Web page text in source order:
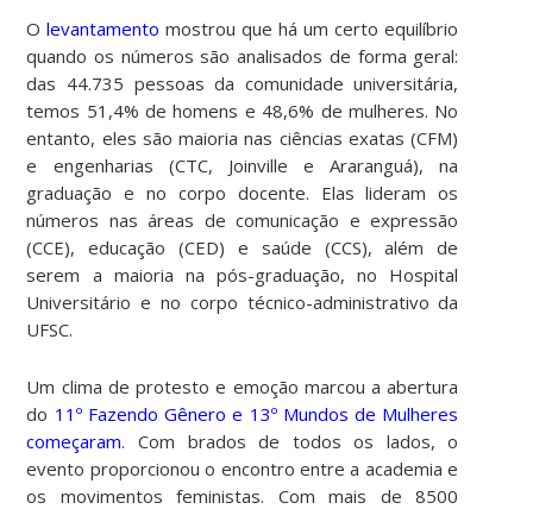
Olevantamento mostrou que há um certo equilíbrio
quando os números são analisados de forma geral:
das 44.735 pessoas da comunidade universitária,
temos 51,4% de homens e 48,6% de mulheres. No
entanto, eles são maioria nas ciências exatas (CFM)
e engenharias (CTC, Joinville e Araranguá), na
graduação e no corpo docente. Elas lideram os
números nas áreas de comunicação e expressão
(CCE), educação (CED) e saúde (CCS), além de
serem a maioria na pós-graduação, no Hospital
Universitário e no corpo técnico-administrativo da
UFSC.
Um clima de protesto e emoção marcou a abertura
do 11º Fazendo Gênero e 13º Mundos de Mulheres
começaram. Com brados de todos os lados, o
evento proporcionou o encontro entre a academia e
os movimentos feministas. Com mais de 8500